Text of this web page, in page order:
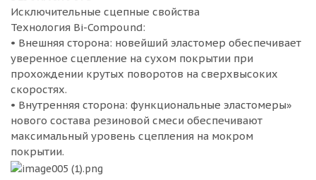
Исключительные сцепные свойства
Технология Bi-Compound:
• Внешняя сторона: новейший эластомер обеспечивает
уверенное сцепление на сухом покрытии при
прохождении крутых поворотов на сверхвысоких
скоростях.
• Внутренняя сторона: функциональные эластомеры»
нового состава резиновой смеси обеспечивают
максимальный уровень сцепления на мокром
покрытии.